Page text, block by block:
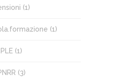
(1)
(1)
PLE (1)
(3)